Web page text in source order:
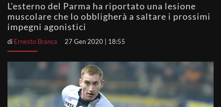
L'esterno del Parma ha riportato una lesione
muscolare che lo obbligherà a saltare i prossimi
impegni agonistici
di Ernesto Branca 27 Gen 2020 | 18:55